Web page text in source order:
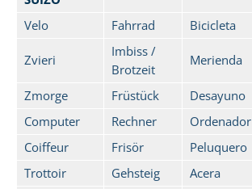
Velo
Fahrrad Bicicleta
Zvieri
Imbiss /
Brotzeit
Merienda
Zmorge Früstück
Desayuno
Computer
Rechner
Ordenador
Coiffeur
Frisör
Peluquero
Trottoir
Gehsteig
Acera